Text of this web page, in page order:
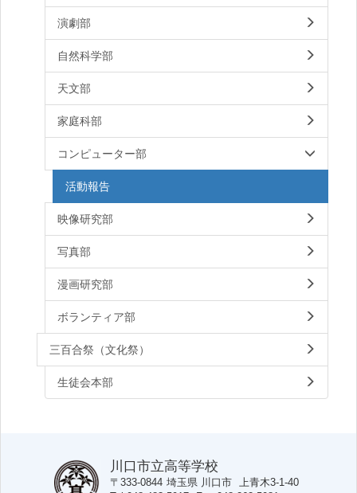
演劇部
自然科学部
天文部
家庭科部
コンピューター部
活動報告
映像研究部
写真部
漫画研究部
ボランティア部
三百合祭（文化祭）
生徒会本部
川口市立高等学校
〒333-0844 埼玉県 川口市 上青木3-1-40